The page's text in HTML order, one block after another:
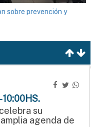
sobre prevención y
10:00HS.
su
agenda de